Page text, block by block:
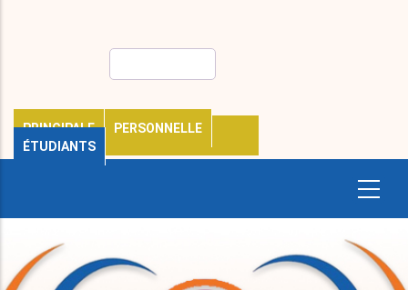
PRINCIPALE
PERSONNELLE
ÉTUDIANTS